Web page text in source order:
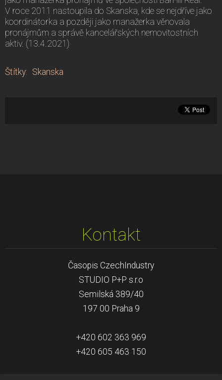
V roce 2011 nastoupila do Skanska, kde se nejdříve jako
koordinátorka a později jako manažerka věnovala
pronájmům a správě kancelářských nemovitostních
aktiv. (13.4.2021)
Štítky: Skanska
Kontakt
Časopis CzechIndustry
STUDIO P+P s.r.o
Semilská 389/40
197 00 Praha 9
+420 602 363 969
+420 605 463 150